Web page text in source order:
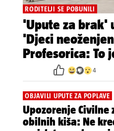
RODITELJI SE POBUNILI
'Upute za brak'
'Djeci
Profesorica: To
4
OBJAVILI UPUTE ZA POPLAVE
Upozorenje Civilne
obilnih kiša: Ne